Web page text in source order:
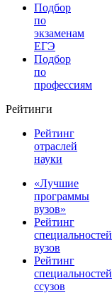
Подбор
по
экзаменам
ЕГЭ
Подбор
по
профессиям
Рейтинги
Рейтинг
отраслей
науки
«Лучшие
программы
вузов»
Рейтинг
специальностей
вузов
Рейтинг
специальностей
ссузов